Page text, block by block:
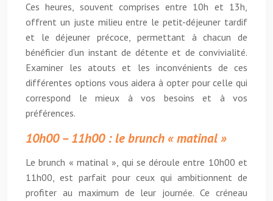
Ces heures, souvent comprises entre 10h et 13h,
offrent un juste milieu entre le petit-déjeuner tardif
et le déjeuner précoce, permettant à chacun de
bénéficier d’un instant de détente et de convivialité.
Examiner les atouts et les inconvénients de ces
différentes options vous aidera à opter pour celle qui
correspond le mieux à vos besoins et à vos
préférences.
10h00 – 11h00 : le brunch « matinal »
Le brunch « matinal », qui se déroule entre 10h00 et
11h00, est parfait pour ceux qui ambitionnent de
profiter au maximum de leur journée. Ce créneau